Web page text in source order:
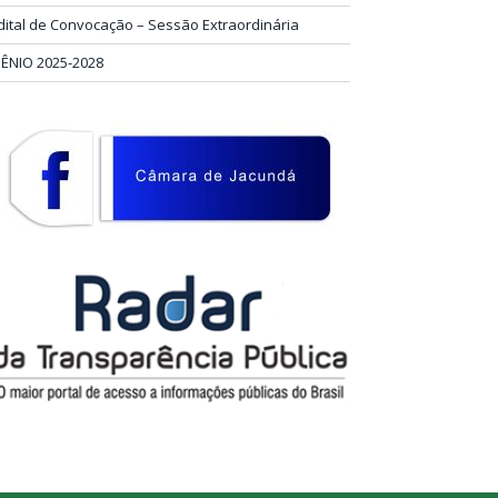
de Convocação – Sessão Extraordinária
2025-2028